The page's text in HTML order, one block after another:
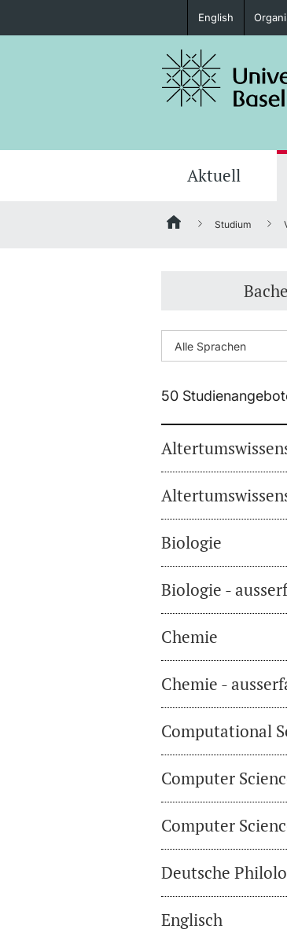
Fördernde
weitere Informationen
English
Aktuell
Studium
50
Biologie
Biologie -
Chemie
Chemie -
Computational
Computer
Computer
Deutsche
Englisch